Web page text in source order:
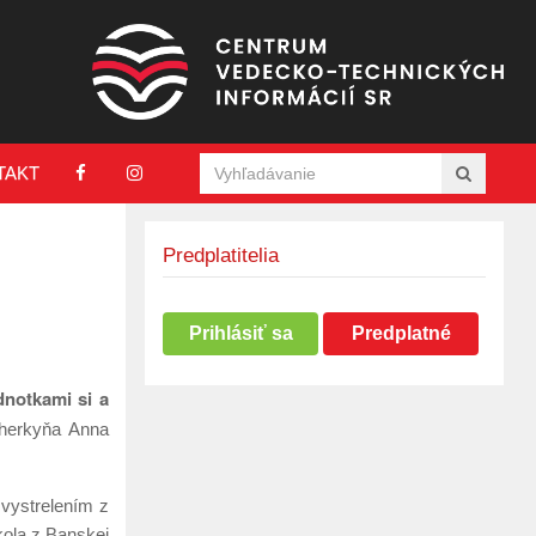
si a
Anna
z
Predplatitelia
Prihlásiť sa Predplatné